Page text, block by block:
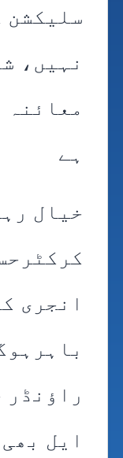
سلیکشن
نہیں،
معائنہ
ہے
خیال
انجری
راؤنڈر
ایل